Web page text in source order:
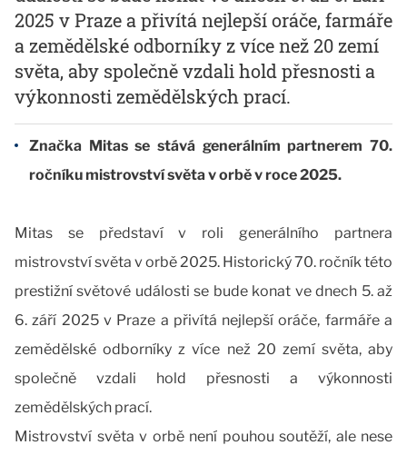
2025 v Praze a přivítá nejlepší oráče, farmáře
a zemědělské odborníky z více než 20 zemí
světa, aby společně vzdali hold přesnosti a
výkonnosti zemědělských prací.
Značka Mitas se stává generálním partnerem 70.
ročníku mistrovství světa v orbě v roce 2025.
Mitas se představí v roli generálního partnera
mistrovství světa v orbě 2025. Historický 70. ročník této
prestižní světové události se bude konat ve dnech 5. až
6. září 2025 v Praze a přivítá nejlepší oráče, farmáře a
zemědělské odborníky z více než 20 zemí světa, aby
společně vzdali hold přesnosti a výkonnosti
zemědělských prací.
Mistrovství světa v orbě není pouhou soutěží, ale nese